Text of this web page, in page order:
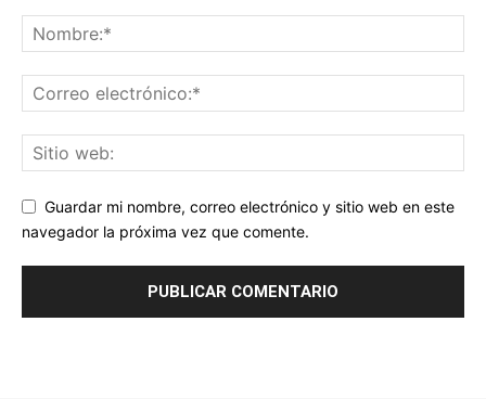
Guardar mi nombre, correo electrónico y sitio web en este
navegador la próxima vez que comente.